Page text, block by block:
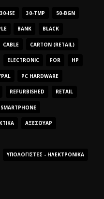
30-ISE 30-TMP 50-BGN
BANK BLACK
CABLE CARTON (RETAIL)
ELECTRONIC FOR HP
PC HARDWARE
REFURBISHED RETAIL
SMARTPHONE
ΑΞΕΣΟΥΆΡ
ΥΠΟΛΟΓΙΣΤΈΣ - ΗΛΕΚΤΡΟΝΙΚΆ